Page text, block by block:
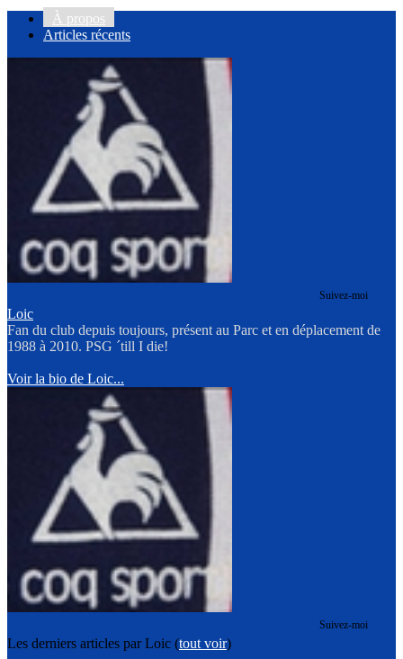
À propos
Articles récents
Suivez-moi
Loic
Fan du club depuis toujours, présent au Parc et en déplacement de
1988 à 2010. PSG ´till I die!
Voir la bio de Loic...
Suivez-moi
Les derniers articles par Loic (tout voir)